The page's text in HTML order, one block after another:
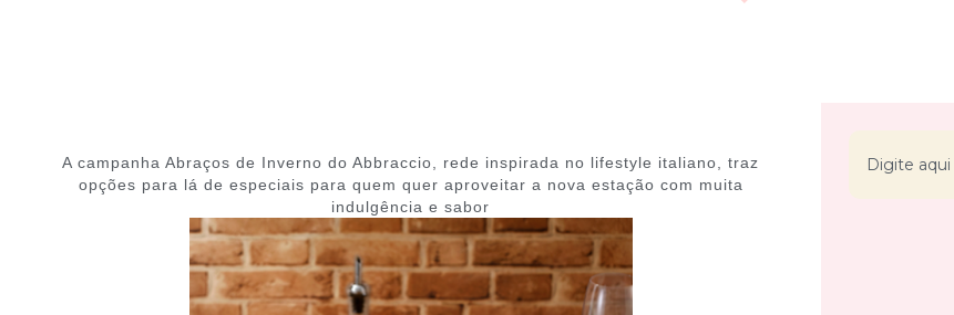
A campanha Abraços de Inverno do Abbraccio, rede inspirada no lifestyle italiano, traz
opções para lá de especiais para quem quer aproveitar a nova estação com muita
indulgência e sabor